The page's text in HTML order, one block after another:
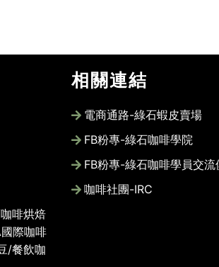
啡烘焙
際咖啡
/餐飲咖
相關連結
電商通路-綠石蝦皮賣場
FB粉專-綠石咖啡學院
FB粉專-綠石咖啡學員交流
咖啡社團-IRC